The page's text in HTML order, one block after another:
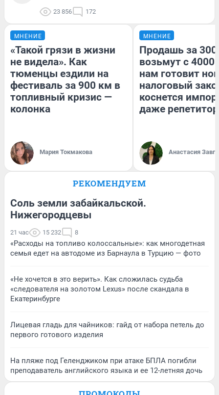
23 856 172
МНЕНИЕ
«Такой грязи в жизни
не видела». Как
тюменцы ездили на
фестиваль за 900 км в
топливный кризис —
колонка
Мария Токмакова
МНЕНИЕ
Продашь за
возьмут с
нам готовит
налоговый
коснется
даже
Анастасия
РЕКОМЕНДУЕМ
Соль земли забайкальской.
Нижегородцевы
21 час 15 232 8
«Расходы на топливо колоссальные»: как многодетная
семья едет на автодоме из Барнаула в Турцию — фото
«Не хочется в это верить». Как сложилась судьба
«следователя на золотом Lexus» после скандала в
Екатеринбурге
Лицевая гладь для чайников: гайд от набора петель до
первого готового изделия
На пляже под Геленджиком при атаке БПЛА погибли
преподаватель английского языка и ее 12-летняя дочь